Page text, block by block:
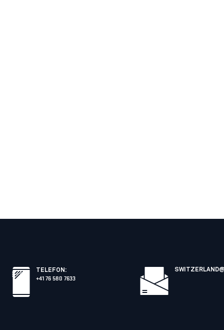
TELEFON :
+41 76 580 7633